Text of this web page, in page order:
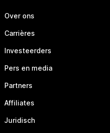
Over ons
Carrières
Investeerders
Pers en media
Partners
Affiliates
Juridisch